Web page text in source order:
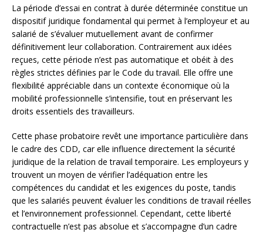
La période d’essai en contrat à durée déterminée constitue un
dispositif juridique fondamental qui permet à l’employeur et au
salarié de s’évaluer mutuellement avant de confirmer
définitivement leur collaboration. Contrairement aux idées
reçues, cette période n’est pas automatique et obéit à des
règles strictes définies par le Code du travail. Elle offre une
flexibilité appréciable dans un contexte économique où la
mobilité professionnelle s’intensifie, tout en préservant les
droits essentiels des travailleurs.
Cette phase probatoire revêt une importance particulière dans
le cadre des CDD, car elle influence directement la sécurité
juridique de la relation de travail temporaire. Les employeurs y
trouvent un moyen de vérifier l’adéquation entre les
compétences du candidat et les exigences du poste, tandis
que les salariés peuvent évaluer les conditions de travail réelles
et l’environnement professionnel. Cependant, cette liberté
contractuelle n’est pas absolue et s’accompagne d’un cadre